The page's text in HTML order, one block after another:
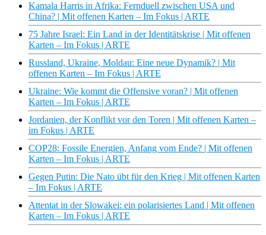
Kamala Harris in Afrika: Fernduell zwischen USA und
China? | Mit offenen Karten – Im Fokus | ARTE
75 Jahre Israel: Ein Land in der Identitätskrise | Mit offenen
Karten – Im Fokus | ARTE
Russland, Ukraine, Moldau: Eine neue Dynamik? | Mit
offenen Karten – Im Fokus | ARTE
Ukraine: Wie kommt die Offensive voran? | Mit offenen
Karten – Im Fokus | ARTE
Jordanien, der Konflikt vor den Toren | Mit offenen Karten –
im Fokus | ARTE
COP28: Fossile Energien, Anfang vom Ende? | Mit offenen
Karten – Im Fokus | ARTE
Gegen Putin: Die Nato übt für den Krieg | Mit offenen Karten
– Im Fokus | ARTE
Attentat in der Slowakei: ein polarisiertes Land | Mit offenen
Karten – Im Fokus | ARTE